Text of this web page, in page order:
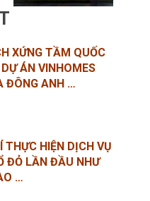
XỨNG TẦM QUỐC
ÁN VINHOMES
ĐÔNG ANH …
THỰC HIỆN DỊCH VỤ
ĐỎ LẦN ĐẦU NHƯ
…